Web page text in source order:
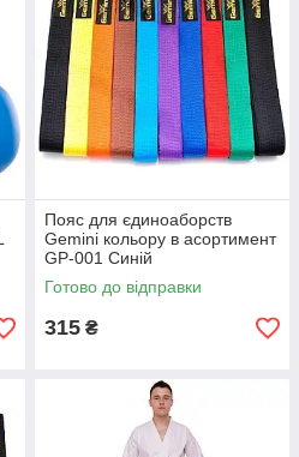
Пояс для єдиноаборств
Gemini кольору в асортимент
GP-001 Синій
Готово до відправки
315 ₴